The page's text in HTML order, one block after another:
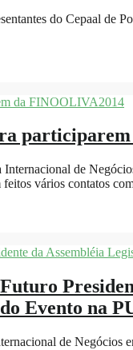
do Cepaal de
Internacional de
feitos vários contatos
Evento na
de